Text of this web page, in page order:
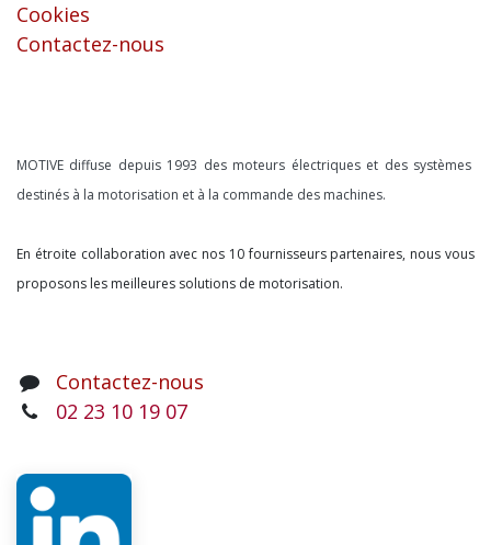
Cookies
Contactez-nous
MOTIVE diffuse depuis 1993 des moteurs électriques et des systèmes
destinés à la motorisation et à la commande des machines.
En étroite collaboration avec nos 10 fournisseurs partenaires, nous vous
proposons les meilleures solutions de motorisation.
Contactez-nous
02 23 10 19 07